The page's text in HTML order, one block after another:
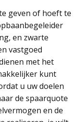
geven of hoeft te
en zwarte
vastgoed
met het
kunt
u uw doelen
de spaarquote
en de